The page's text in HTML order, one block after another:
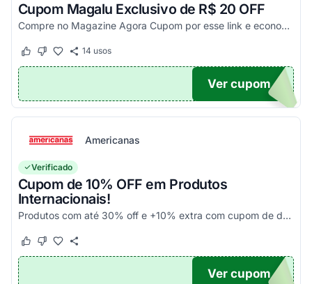
Cupom Magalu Exclusivo de R$ 20 OFF
Compre no Magazine Agora Cupom por esse link e economize R$ 20 na compra de produtos acima de R$ 999 vendidos e entregues por Magazine Luiza. Economize!
Este cupom funcionou
Este cupom não funcionou
14 usos
UPOM
Ver cupom
Americanas
Verificado
Cupom de 10% OFF em Produtos
Internacionais!
Produtos com até 30% off e +10% extra com cupom de desconto em produtos participantes da campanha. Consulte exceções no site. Aplique o código promocional no carrinho e aproveite!
Este cupom funcionou
Este cupom não funcionou
10
Ver cupom